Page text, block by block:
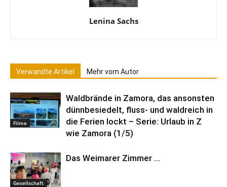
Lenina Sachs
Verwandte Artikel Mehr vom Autor
Filme
Waldbrände in Zamora, das ansonsten
dünnbesiedelt, fluss- und waldreich in
die Ferien lockt – Serie: Urlaub in Z
wie Zamora (1/5)
Gesellschaft
Das Weimarer Zimmer …